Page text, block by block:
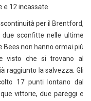
e 12 incassate.
per il Brentford,
sconfitte nelle ultime
Bees non hanno ormai più
visto che si trovano al
raggiunto la salvezza. Gli
17 punti lontano dal
vittorie, due pareggi e